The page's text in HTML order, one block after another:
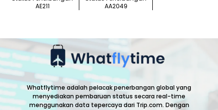
AE211
AA2049
Whatflytime adalah pelacak penerbangan global yang
menyediakan pembaruan status secara real-time
menggunakan data tepercaya dari Trip.com. Dengan